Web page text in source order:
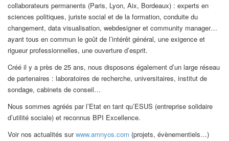
collaborateurs permanents (Paris, Lyon, Aix, Bordeaux) : experts en
sciences politiques, juriste social et de la formation, conduite du
changement, data visualisation, webdesigner et community manager…
ayant tous en commun le goût de l’intérêt général, une exigence et
rigueur professionnelles, une ouverture d’esprit.
Créé il y a près de 25 ans, nous disposons également d’un large réseau
de partenaires : laboratoires de recherche, universitaires, institut de
sondage, cabinets de conseil…
Nous sommes agréés par l’Etat en tant qu’ESUS (entreprise solidaire
d’utilité sociale) et reconnus BPI Excellence.
Voir nos actualités surwww.amnyos.com (projets, évènementiels…)